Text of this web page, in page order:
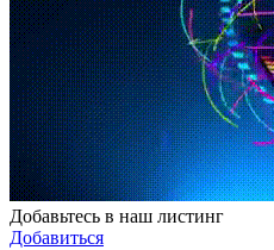
Добавьтесь в наш листинг
Добавиться